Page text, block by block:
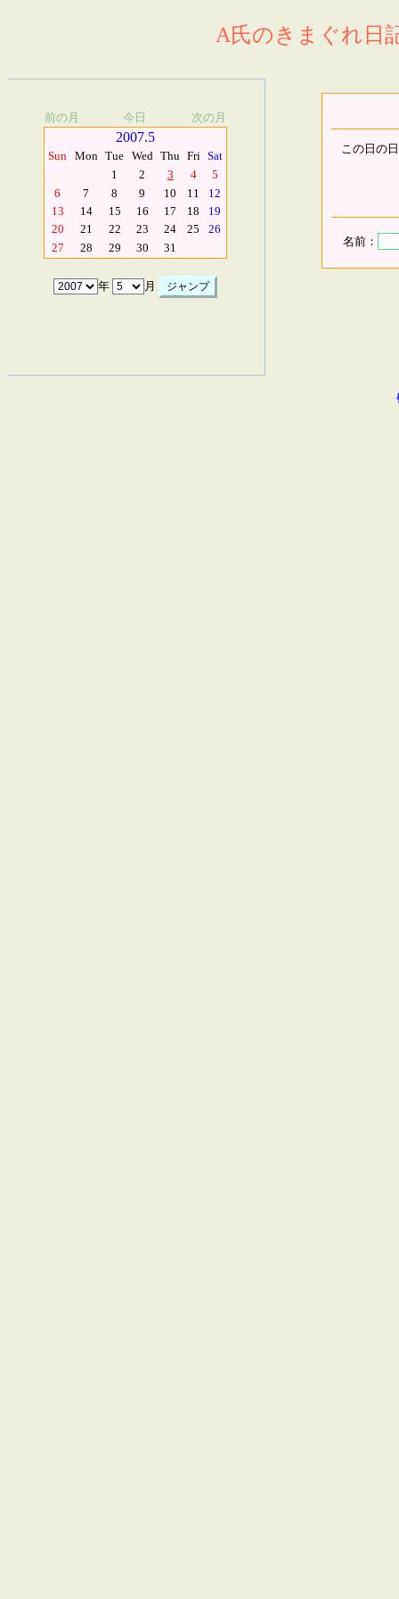
A氏のきまぐれ日
前の月 今日 次の月
2007.5
Sun Mon Tue Wed Thu Fri Sat
1
2 3 4
5
6
7 8 9 10 11
12
13
14 15 16 17 18
19
20
21 22 23 24 25
26
27
28 29 30 31
年 月
この日の
名前：